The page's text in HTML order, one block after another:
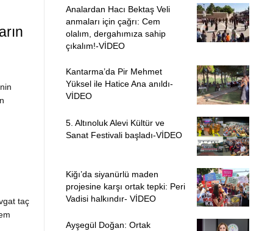
taç
Analardan Hacı Bektaş Veli
anmaları için çağrı: Cem
olalım, dergahımıza sahip
çıkalım!-VİDEO
Kantarma’da Pir Mehmet
Yüksel ile Hatice Ana anıldı-
VİDEO
5. Altınoluk Alevi Kültür ve
Sanat Festivali başladı-VİDEO
Kiğı’da siyanürlü maden
projesine karşı ortak tepki: Peri
Vadisi halkındır- VİDEO
Ayşegül Doğan: Ortak